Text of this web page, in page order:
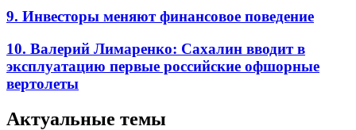
9. Инвесторы меняют финансовое поведение
10. Валерий Лимаренко: Сахалин вводит в
эксплуатацию первые российские офшорные
вертолеты
Актуальные темы